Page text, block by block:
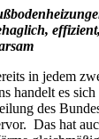
in jedem
han­delt es sich
des
Das hat